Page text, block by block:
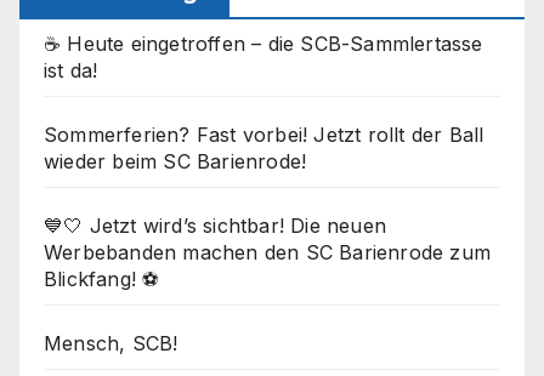
☕ Heute eingetroffen – die SCB-Sammlertasse
ist da!
Sommerferien? Fast vorbei! Jetzt rollt der Ball
wieder beim SC Barienrode!
💙🤍 Jetzt wird’s sichtbar! Die neuen
Werbebanden machen den SC Barienrode zum
Blickfang! ⚽
Mensch, SCB!